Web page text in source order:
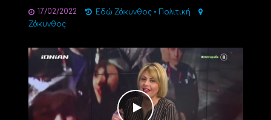
17/02/2022 Εδώ Ζάκυνθος • Πολιτική
Ζάκυνθος